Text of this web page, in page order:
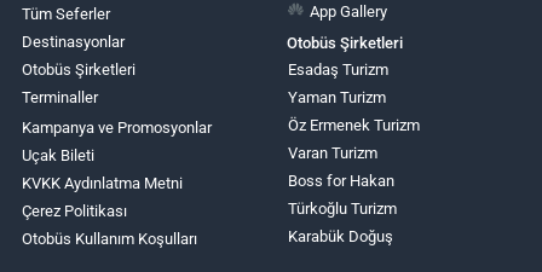
Tüm Seferler
Destinasyonlar
Otobüs Şirketleri
Terminaller
Kampanya ve Promosyonlar
Uçak Bileti
KVKK Aydınlatma Metni
Çerez Politikası
Otobüs Kullanım Koşulları
App Gallery
Otobüs Şirketleri
Esadaş Turizm
Yaman Turizm
Öz Ermenek Turizm
Varan Turizm
Boss for Hakan
Türkoğlu Turizm
Karabük Doğuş